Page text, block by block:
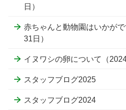
日）
赤ちゃんと動物園はいかが
31日）
イヌワシの卵について（
スタッフブログ2025
スタッフブログ2024